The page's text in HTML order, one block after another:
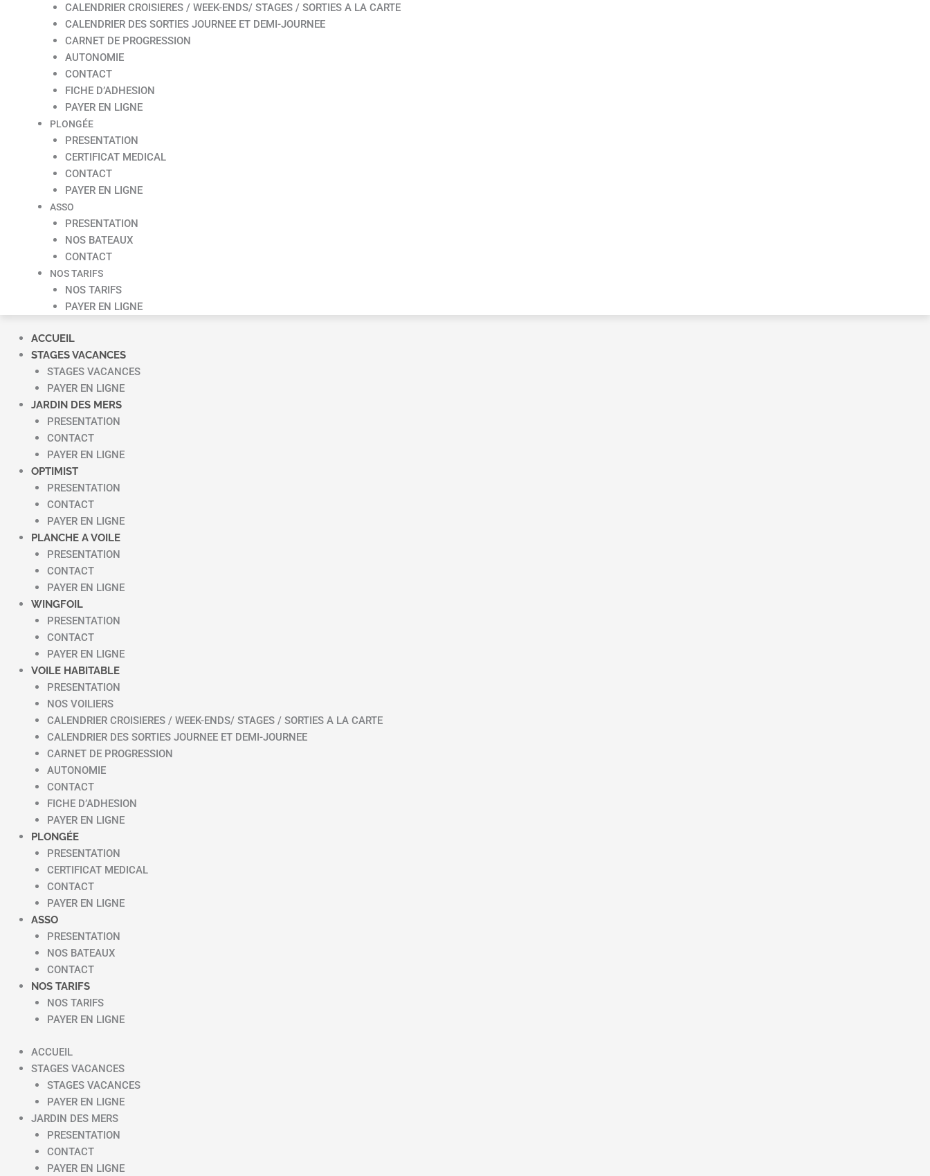
CALENDRIER CROISIERES / WEEK-ENDS/ STAGES / SORTIES A LA CARTE
CALENDRIER DES SORTIES JOURNEE ET DEMI-JOURNEE
CARNET DE PROGRESSION
AUTONOMIE
CONTACT
FICHE D’ADHESION
PAYER EN LIGNE
PLONGÉE
PRESENTATION
CERTIFICAT MEDICAL
CONTACT
PAYER EN LIGNE
ASSO
PRESENTATION
NOS BATEAUX
CONTACT
NOS TARIFS
NOS TARIFS
PAYER EN LIGNE
ACCUEIL
STAGES VACANCES
STAGES VACANCES
PAYER EN LIGNE
JARDIN DES MERS
PRESENTATION
CONTACT
PAYER EN LIGNE
OPTIMIST
PRESENTATION
CONTACT
PAYER EN LIGNE
PLANCHE A VOILE
PRESENTATION
CONTACT
PAYER EN LIGNE
WINGFOIL
PRESENTATION
CONTACT
PAYER EN LIGNE
VOILE HABITABLE
PRESENTATION
NOS VOILIERS
CALENDRIER CROISIERES / WEEK-ENDS/ STAGES / SORTIES A LA CARTE
CALENDRIER DES SORTIES JOURNEE ET DEMI-JOURNEE
CARNET DE PROGRESSION
AUTONOMIE
CONTACT
FICHE D’ADHESION
PAYER EN LIGNE
PLONGÉE
PRESENTATION
CERTIFICAT MEDICAL
CONTACT
PAYER EN LIGNE
ASSO
PRESENTATION
NOS BATEAUX
CONTACT
NOS TARIFS
NOS TARIFS
PAYER EN LIGNE
ACCUEIL
STAGES VACANCES
STAGES VACANCES
PAYER EN LIGNE
JARDIN DES MERS
PRESENTATION
CONTACT
PAYER EN LIGNE